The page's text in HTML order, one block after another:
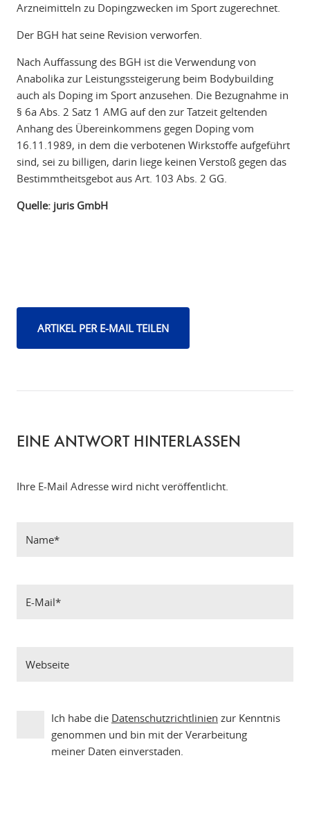
Arzneimitteln zu Dopingzwecken im Sport zugerechnet.
Der BGH hat seine Revision verworfen.
Nach Auffassung des BGH ist die Verwendung von
Anabolika zur Leistungssteigerung beim Bodybuilding
auch als Doping im Sport anzusehen. Die Bezugnahme in
§ 6a Abs. 2 Satz 1 AMG auf den zur Tatzeit geltenden
Anhang des Übereinkommens gegen Doping vom
16.11.1989, in dem die verbotenen Wirkstoffe aufgeführt
sind, sei zu billigen, darin liege keinen Verstoß gegen das
Bestimmtheitsgebot aus Art. 103 Abs. 2 GG.
Quelle: juris GmbH
ARTIKEL PER E-MAIL TEILEN
EINE ANTWORT HINTERLASSEN
Ihre E-Mail Adresse wird nicht veröffentlicht.
Ich habe die Datenschutzrichtlinien zur Kenntnis
genommen und bin mit der Verarbeitung
meiner Daten einverstaden.